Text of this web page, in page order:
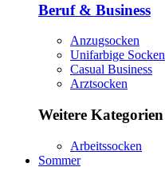
Beruf & Business
Anzugsocken
Unifarbige Socken
Casual Business
Arztsocken
Weitere Kategorien
Arbeitssocken
Sommer